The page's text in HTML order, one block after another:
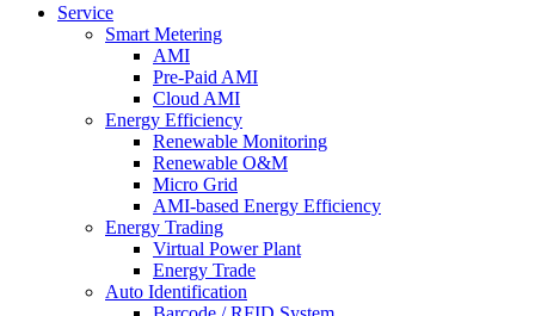
Service
Smart Metering
AMI
Pre-Paid AMI
Cloud AMI
Energy Efficiency
Renewable Monitoring
Renewable O&M
Micro Grid
AMI-based Energy Efficiency
Energy Trading
Virtual Power Plant
Energy Trade
Auto Identification